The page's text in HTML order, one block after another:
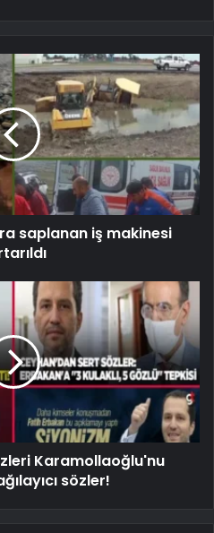
saplanan iş makinesi
Karamollaoğlu'nu
sözler!